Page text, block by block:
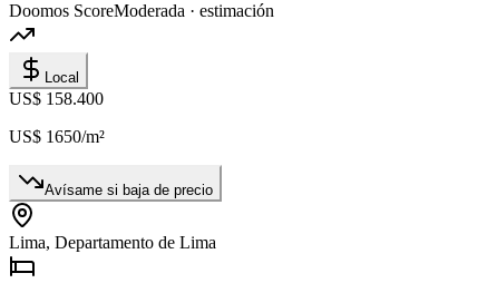
Doomos ScoreModerada · estimación
Local
US$ 158.400
US$ 1650/m²
Avísame si baja de precio
Lima, Departamento de Lima